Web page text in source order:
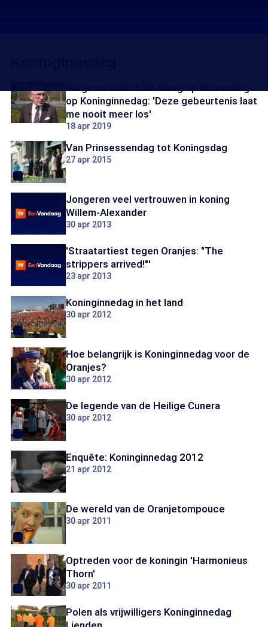
op Koninginnedag: 'Deze gebeurtenis laat
me nooit meer los'
18 apr 2019
Van Prinsessendag tot Koningsdag
27 apr 2015
Jongeren veel vertrouwen in koning
Willem-Alexander
30 apr 2013
'Straatartiest tegen Oranjes: "The
strippers arrived!"'
23 apr 2013
Koninginnedag in het land
30 apr 2012
Hoe belangrijk is Koninginnedag voor de
Oranjes?
30 apr 2012
De legende van de Heilige Cunera
30 apr 2012
Enquête: Koninginnedag 2012
21 apr 2012
De wereld van de Oranjetompouce
30 apr 2011
Optreden voor de koningin 'Harmonieus
Thorn'
30 apr 2011
Polen als vrijwilligers Koninginnedag